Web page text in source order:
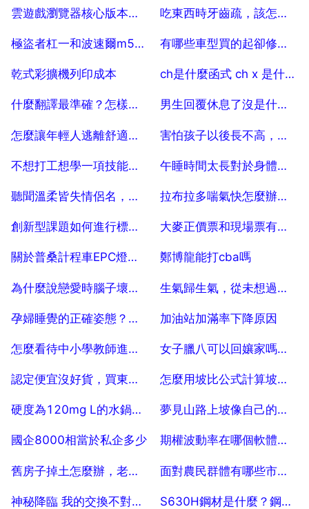
2025-07-04 2025-07-04
雲遊戲瀏覽器核心版本過低怎麼辦
2025-07-04
吃東西時牙齒疏，該怎樣保護牙齒
2025-07-04
極盜者杠一和波速爾m5哪個好
2025-07-04
有哪些車型買的起卻修不起呢？為什麼？
2025-07-04
乾式彩擴機列印成本
2025-07-04
ch是什麼函式 ch x 是什麼函式
2025-07-04
什麼翻譯最準確？怎樣的翻譯算是正確的？
2025-07-04
男生回覆休息了沒是什麼意思
2025-07-04
怎麼讓年輕人逃離舒適區？
2025-07-04
害怕孩子以後長不高，應該從小給他喝純牛奶補鈣嗎？
2025-07-04
不想打工想學一項技能再打工
2025-07-04
午睡時間太長對於身體有沒有好處呢？為什麼睡的時間越長越難醒呢？
2025-07-04
聽聞溫柔皆失情侶名，以溫柔耳語對應的情侶名
2025-07-04
拉布拉多喘氣快怎麼辦，你好拉布拉多喘氣歷害怎麼回事
2025-07-04
創新型課題如何進行標準化
2025-07-04
大麥正價票和現場票有什麼區別
2025-07-04
關於普桑計程車EPC燈的故障。
2025-07-04
鄭博龍能打cba嗎
2025-07-04
為什麼說戀愛時腦子壞掉了？
2025-07-04
生氣歸生氣，從未想過分手，即使生氣也會照顧對方的星座都是誰呢？
2025-07-04
孕婦睡覺的正確姿態？孕婦睡姿是怎樣的？
2025-07-04
加油站加滿率下降原因
2025-07-04
怎麼看待中小學教師進行家訪？
2025-07-04
女子臘八可以回孃家嗎，臘八節姑娘能回孃家嗎
2025-07-04
認定便宜沒好貨，買東西要最貴的星座有哪些？
2025-07-04
怎麼用坡比公式計算坡長？
2025-07-04
硬度為120mg L的水鍋爐能用嗎？
2025-07-04
夢見山路上坡像自己的人生？
2025-07-04
國企8000相當於私企多少
2025-07-04
期權波動率在哪個軟體看，期權波動率指數哪裡看
2025-07-04
舊房子掉土怎麼辦，老房子屋頂光掉土怎麼辦？
2025-07-04
面對農民群體有哪些市場？
2025-07-04
神秘降臨 我的交換不對等怎麼下架了 S630H鋼材是什麼？鋼材S60是什麼材質的